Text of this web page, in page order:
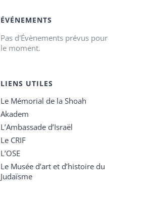
ÉVÉNEMENTS
Pas d'Évènements prévus pour
le moment.
LIENS UTILES
Le Mémorial de la Shoah
Akadem
L’Ambassade d’Israël
Le CRIF
L’OSE
Le Musée d’art et d’histoire du
Judaïsme